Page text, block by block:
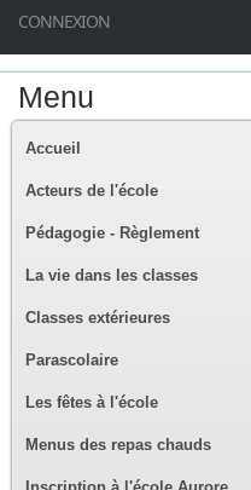
CONNEXION
Menu
Accueil
Acteurs de l'école
Pédagogie - Règlement
La vie dans les classes
Classes extérieures
Parascolaire
Les fêtes à l'école
Menus des repas chauds